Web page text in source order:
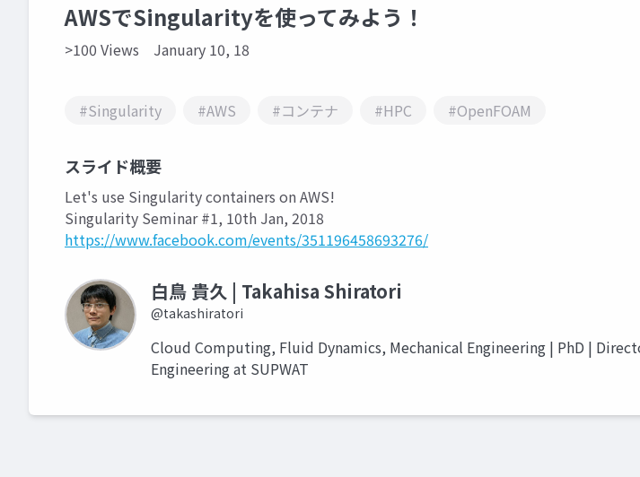
AWSでSingularityを使ってみよう！
>100 Views January 10, 18
#Singularity #AWS #コンテナ #HPC #OpenFOAM
スライド概要
Let's use Singularity containers on AWS!
Singularity Seminar #1, 10th Jan, 2018
https://www.facebook.com/events/351196458693276/
白鳥 貴久 | Takahisa Shiratori
@takashiratori
Cloud Computing, Fluid Dynamics, Mechanical Engineering | PhD |
Engineering at SUPWAT